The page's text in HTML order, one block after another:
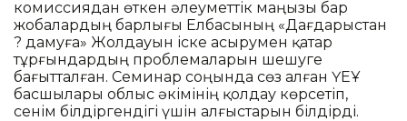
комиссиядан өткен әлеуметтік маңызы бар
жобалардың барлығы Елбасының «Дағдарыстан
? дамуға» Жолдауын іске асырумен қатар
тұрғындардың проблемаларын шешуге
бағытталған. Семинар соңында сөз алған ҮЕҰ
басшылары облыс әкімінің қолдау көрсетіп,
сенім білдіргендігі үшін алғыстарын білдірді.